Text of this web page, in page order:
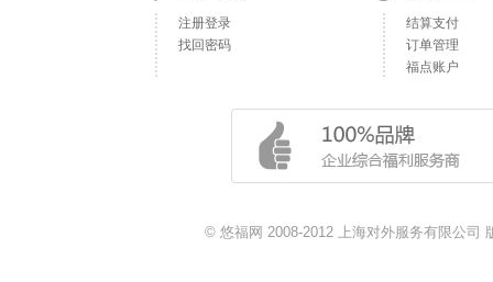
注册登录
找回密码
结算支付
订单管理
福点账户
© 悠福网 2008-2012 上海对外服务有限公司